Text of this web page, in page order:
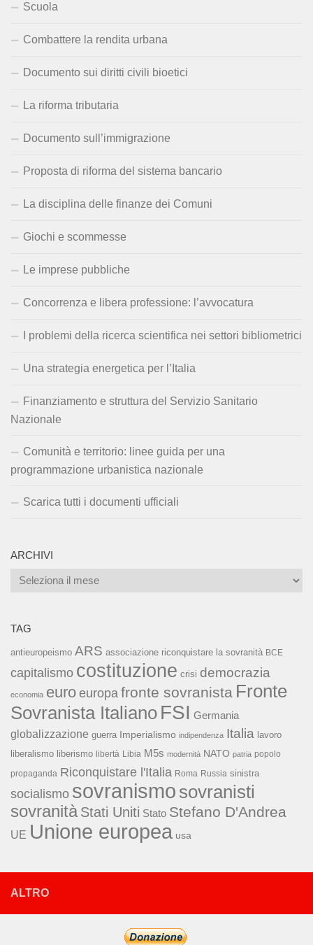
Scuola
Combattere la rendita urbana
Documento sui diritti civili bioetici
La riforma tributaria
Documento sull’immigrazione
Proposta di riforma del sistema bancario
La disciplina delle finanze dei Comuni
Giochi e scommesse
Le imprese pubbliche
Concorrenza e libera professione: l’avvocatura
I problemi della ricerca scientifica nei settori bibliometrici
Una strategia energetica per l’Italia
Finanziamento e struttura del Servizio Sanitario
Nazionale
Comunità e territorio: linee guida per una
programmazione urbanistica nazionale
Scarica tutti i documenti ufficiali
ARCHIVI
Archivi
TAG
antieuropeismo ARS associazione riconquistare la sovranità BCE
capitalismo costituzione crisi democrazia
economia euro europa fronte sovranista Fronte
Sovranista Italiano FSI Germania
globalizzazione guerra Imperialismo indipendenza Italia lavoro
liberalismo liberismo libertà Libia M5s modernità NATO patria popolo
propaganda Riconquistare l'Italia Roma Russia sinistra
socialismo sovranismo sovranisti
sovranità Stati Uniti Stato Stefano D'Andrea
UE Unione europea usa
ALTRO